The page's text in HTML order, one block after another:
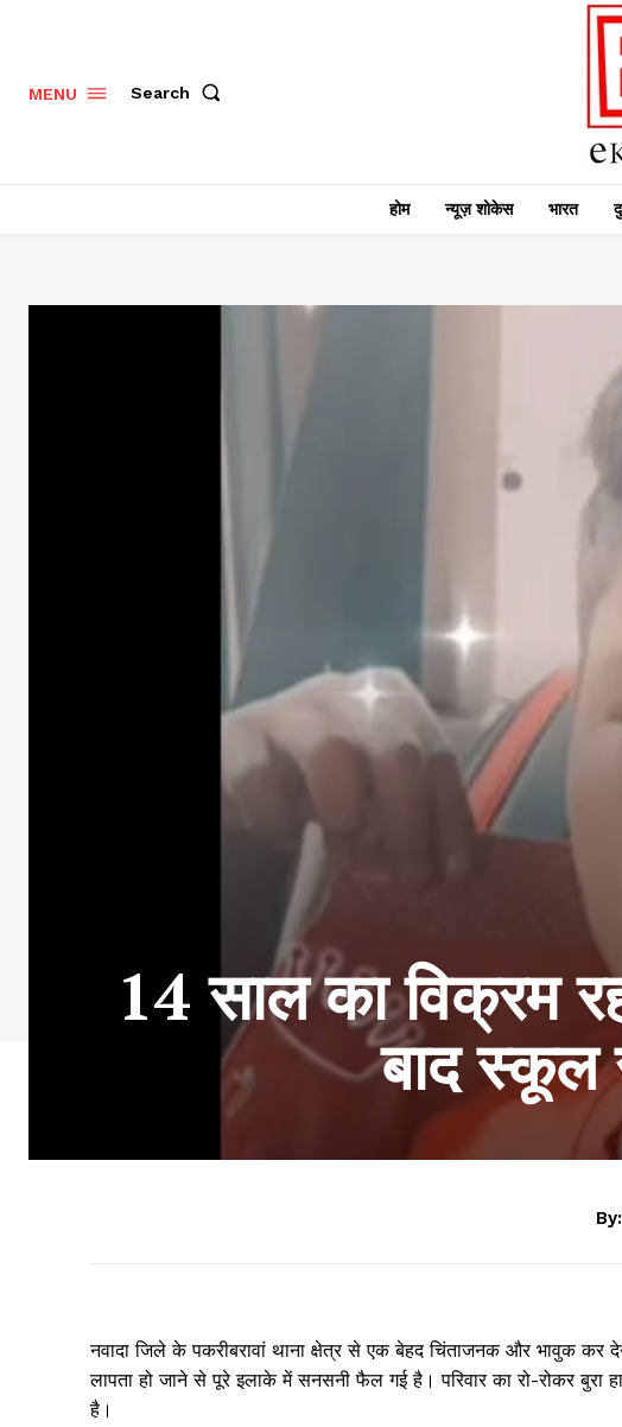
MENU Search
होम न्यूज़ शोकेस भारत
14 साल का विक्रम
बाद स्कूल
By:
नवादा जिले के पकरीबरावां थाना क्षेत्र से एक बेहद चिंताजनक और भावुक कर
लापता हो जाने से पूरे इलाके में सनसनी फैल गई है। परिवार का रो-रोकर बुरा
है।